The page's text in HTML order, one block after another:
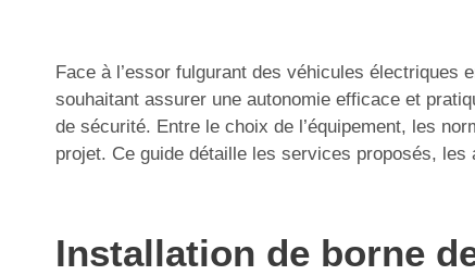
Face à l’essor fulgurant des véhicules électriques
souhaitant assurer une autonomie efficace et
de sécurité. Entre le choix de l’équipement, les
projet. Ce guide détaille les services proposés,
Installation de borne